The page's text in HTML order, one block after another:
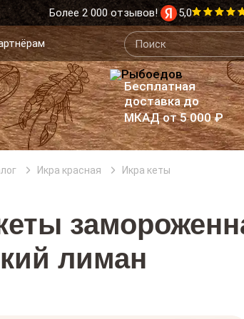
Более 2 000 отзывов! 5,0
Бесплатная
доставка до
МКАД от 5 000 ₽
Икра красная Икра кеты
лиман